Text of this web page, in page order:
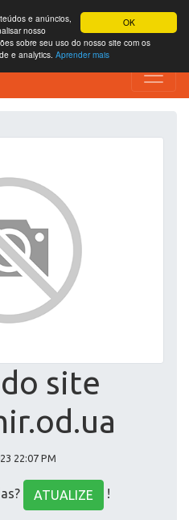
OK
e anúncios,
nosso
sobre seu uso do nosso site com os
e analytics. Aprender mais
site
22:07 PM
ATUALIZE !